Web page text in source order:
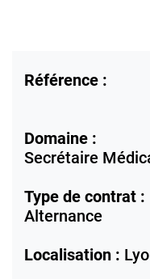
Référence :
Domaine :
Secrétaire
Type de contrat :
Alternance
Localisation :